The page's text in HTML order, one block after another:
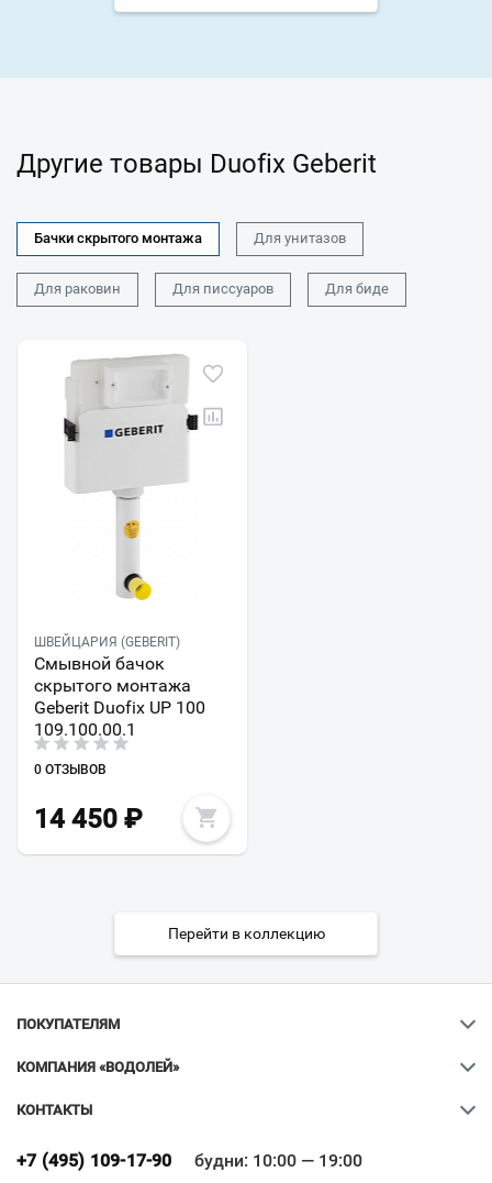
Другие товары Duofix Geberit
Бачки скрытого монтажа Для унитазов
Для раковин Для писсуаров Для биде
ШВЕЙЦАРИЯ (GEBERIT)
Смывной бачок
скрытого монтажа
Geberit Duofix UP 100
109.100.00.1
0 ОТЗЫВОВ
14 450 ₽
Перейти в коллекцию
ПОКУПАТЕЛЯМ
КОМПАНИЯ «ВОДОЛЕЙ»
КОНТАКТЫ
+7 (495) 109-17-90
будни: 10:00 — 19:00